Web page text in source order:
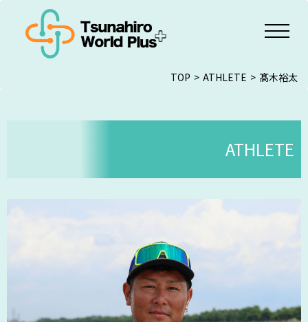
TOP ATHLETE 髙木裕太
ATHLETE